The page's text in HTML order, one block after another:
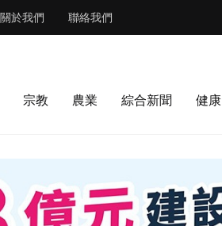
關於我們 聯絡我們
宗教 農業 綜合新聞 健康